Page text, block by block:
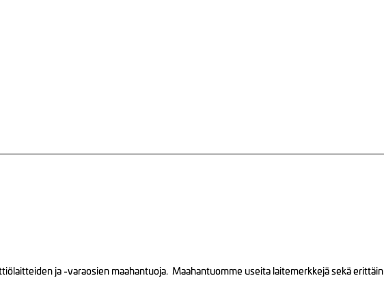
ja -varaosien maahantuoja. Maahantuomme useita laitemerkkejä sekä